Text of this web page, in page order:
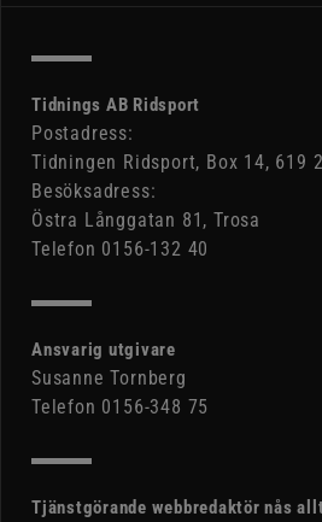
Tidnings AB Ridsport
Postadress:
Tidningen Ridsport, Box 14, 619
Besöksadress:
Östra Långgatan 81, Trosa
Telefon 0156-132 40
Ansvarig utgivare
Susanne Tornberg
Telefon 0156-348 75
Tjänstgörande webbredaktör nås